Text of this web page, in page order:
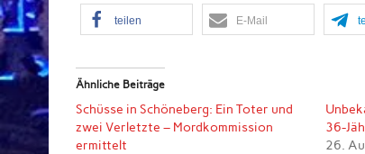
teilen E-Mail
Ähnliche Beiträge
Schüsse in Schöneberg: Ein Toter und
zwei Verletzte – Mordkommission
ermittelt
36-
26.